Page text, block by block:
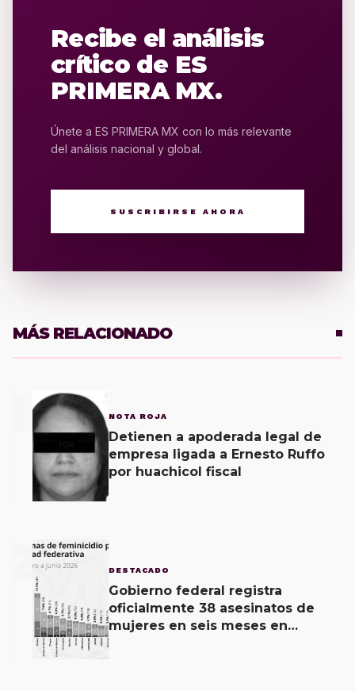
Recibe el análisis
crítico de ES
PRIMERA MX.
Únete a ES PRIMERA MX con lo más relevante
del análisis nacional y global.
SUSCRIBIRSE AHORA
MÁS RELACIONADO
NOTA ROJA
Detienen a apoderada legal de
empresa ligada a Ernesto Ruffo
por huachicol fiscal
2 DESTACADO
Gobierno federal registra
oficialmente 38 asesinatos de
mujeres en seis meses en